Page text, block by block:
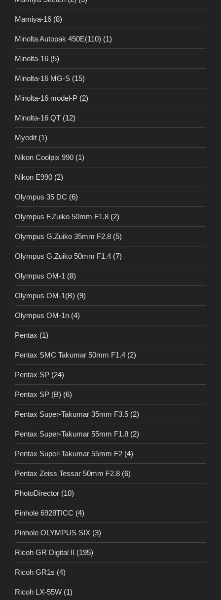
Mamiya-16 (8)
Minolta Autopak 450E(110) (1)
Minolta-16 (5)
Minolta-16 MG-S (15)
Minolta-16 model-P (2)
Minolta-16 QT (12)
Myedit (1)
Nikon Coolpix 990 (1)
Nikon E990 (2)
Olympus 35 DC (6)
Olympus F.Zuiko 50mm F1.8 (2)
Olympus G.Zuiko 35mm F2.8 (5)
Olympus G.Zuiko 50mm F1.4 (7)
Olympus OM-1 (8)
Olympus OM-1(B) (9)
Olympus OM-1n (4)
Pentax (1)
Pentax SMC Takumar 50mm F1.4 (2)
Pentax SP (24)
Pentax SP (B) (6)
Pentax Super-Takumar 35mm F3.5 (2)
Pentax Super-Takumar 55mm F1.8 (2)
Pentax Super-Takumar 55mm F2 (4)
Pentax Zeiss Tessar 50mm F2.8 (6)
PhotoDirector (10)
Pinhole 6928TICC (4)
Pinhole OLYMPUS SIX (3)
Ricoh GR Digital II (195)
Ricoh GR1s (4)
Ricoh LX-55W (1)